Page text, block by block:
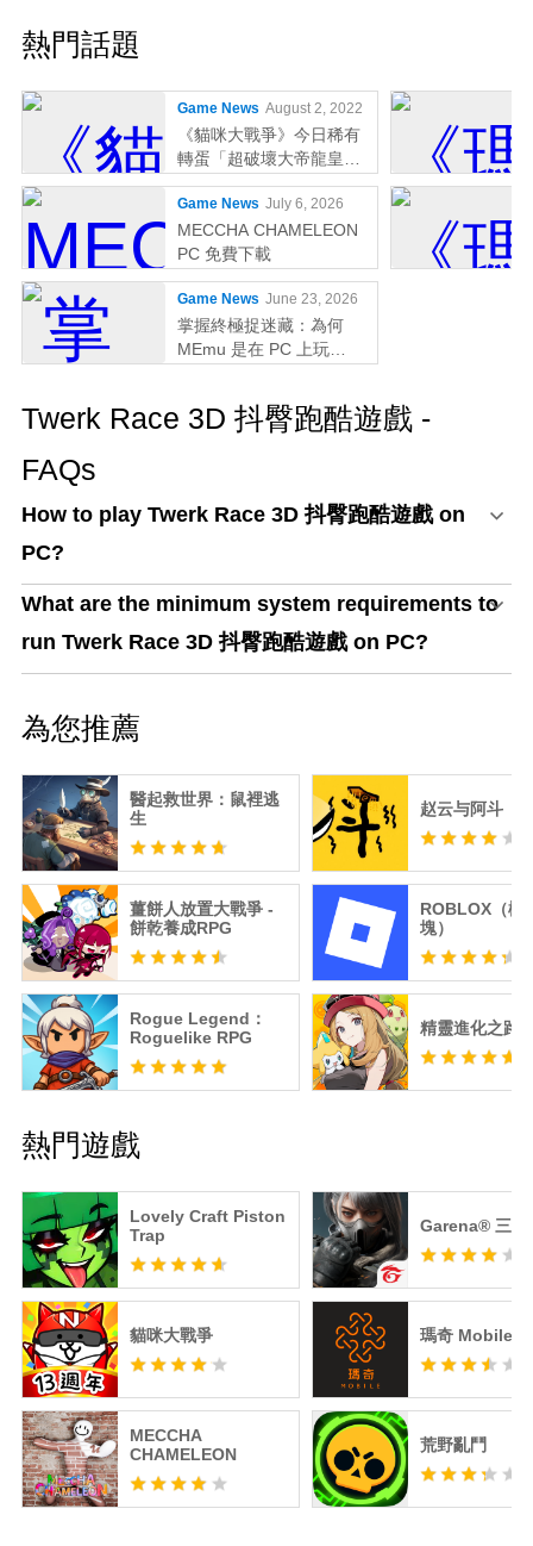
熱門話題
Game News August 2, 2022
《貓咪大戰爭》今日稀有
轉蛋「超破壞大帝龍皇因
佩拉斯」系列新角色登場
Game News July 6, 2026
MECCHA CHAMELEON
PC 免費下載
Game News June 23, 2026
掌握終極捉迷藏：為何
MEmu 是在 PC 上玩
Twerk Race 3D 抖臀跑酷遊戲 -
FAQs
How to play Twerk Race 3D 抖臀跑酷遊戲 on
PC?
What are the minimum system requirements to
run Twerk Race 3D 抖臀跑酷遊戲 on PC?
為您推薦
醫起救世界：鼠裡逃
生
赵云与阿斗
薑餅人放置大戰爭 -
餅乾養成RPG
ROBLOX（機
塊）
Rogue Legend：
Roguelike RPG
精靈進化之路
熱門遊戲
Lovely Craft Piston
Trap
貓咪大戰爭
MECCHA
CHAMELEON
Garena® 三角
瑪奇 Mobile
荒野亂鬥